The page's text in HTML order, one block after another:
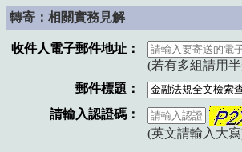
轉寄：相關實務見解
收件人電子郵件地址：
(若有多組請用
郵件標題：
請輸入認證碼：
(英文請輸入大